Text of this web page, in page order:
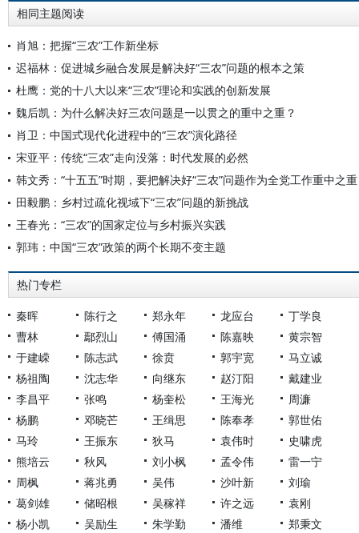
相同主题阅读
肖旭：把握“三农”工作新坐标
迟福林：促进城乡融合发展是解决好“三农”问题的根本之策
杜鹰：党的十八大以来“三农”理论和实践的创新发展
魏后凯：为什么解决好三农问题是一以贯之的重中之重？
肖卫：中国式现代化进程中的“三农”演化路径
宋亚平：传统“三农”走向没落：时代发展的必然
韩文秀：“十五五”时期，要把解决好“三农”问题作为全党工作重中之重
田毅鹏：乡村过疏化视域下“三农”问题的新挑战
王春光：“三农”的国家定位与乡村振兴实践
郭玮：中国“三农”政策的两个长期不变主题
热门专栏
秦晖 陈行之 郑永年 龙应台
丁学良
曹林
鄢烈山 傅国涌 陈嘉映
黄宗智
于建嵘
陈志武 徐贲 郭宇宽
马立诚
杨祖陶
沈志华 向继东 赵汀阳
戴建业
李昌平
张鸣 杨奎松 王海光
周濂
杨鹏
邓晓芒 王缉思 陈奉孝
郭世佑
马玲
王振东 狄马 袁伟时
史啸虎
熊培云
秋风 刘小枫 孟令伟
雷一宁
周枫
蒋兆勇 吴伟 沙叶新
刘瑜
葛剑雄
储昭根 吴稼祥 许之远
袁刚
杨小凯
吴励生 朱学勤 潘维 郑秉文